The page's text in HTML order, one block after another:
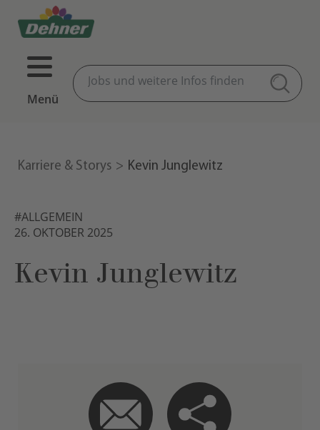
Menü
Karriere & Storys Kevin Junglewitz
#ALLGEMEIN
26. OKTOBER 2025
Kevin Junglewitz